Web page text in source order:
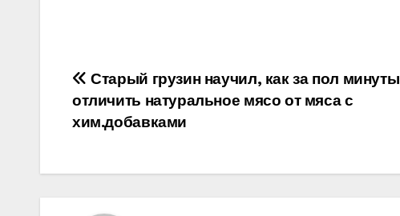
Навигация
по
Старый грузин научил, как за пол минуты
отличить натуральное мясо от мяса с
хим.добавками